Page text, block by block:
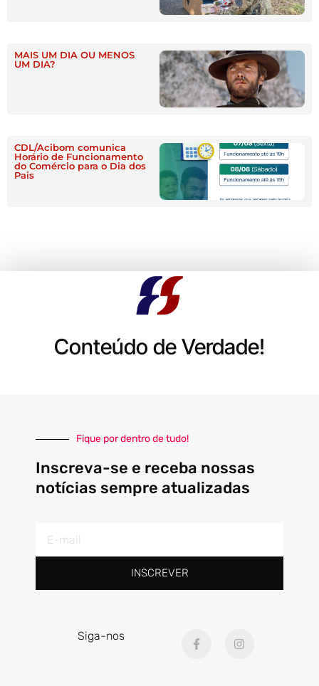
MAIS UM DIA OU MENOS
UM DIA?
CDL/Acibom comunica
Horário de Funcionamento
do Comércio para o Dia dos
Pais
Conteúdo de Verdade!
Fique por dentro de tudo!
Inscreva-se e receba nossas
notícias sempre atualizadas
mail
INSCREVER
Siga-nos
a
n